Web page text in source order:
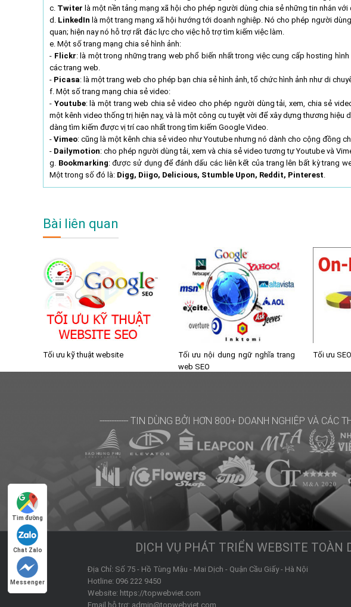
c. Twiter là một nền tảng mạng xã hội cho phép người dùng chia sẻ những tin nhắn
d. LinkedIn là một trang mạng xã hội hướng tới doanh nghiệp. Nó cho phép người
quan; hiện nay nó hỗ trợ rất đắc lực cho việc hỗ trợ tìm kiếm việc làm.
e. Một số trang mạng chia sẻ hình ảnh:
- Flickr: là một trong những trang web phổ biến nhất trong việc cung cấp hosting
các trang web.
- Picasa: là một trang web cho phép bạn chia sẻ hình ảnh, tổ chức hình ảnh như di
f. Một số trang mạng chia sẻ video:
- Youtube: là một trang web chia sẻ video cho phép người dùng tải, xem, chia sẻ
một kênh video thống trị hiện nay, và là một công cụ tuyệt vời để xây dựng thương
dàng tìm kiếm được vị trí cao nhất trong tìm kiếm Google Video.
- Vimeo: cũng là một kênh chia sẻ video như Youtube nhưng nó dành cho cộng đồng
- Dailymotion: cho phép người dùng tải, xem và chia sẻ video tương tự Youtube và
g. Bookmarking: được sử dụng để đánh dấu các liên kết của trang lên bất kỳ trang
Một trong số đó là: Digg, Diigo, Delicious, Stumble Upon, Reddit, Pinterest.
Bài liên quan
Tối ưu kỹ thuật website
Tối ưu nội dung ngữ nghĩa trang
web SEO
Tối ưu
------------ TIN DÙNG BỞI HƠN 800+ DOANH NGHIỆP VÀ CÁC
DỊCH VỤ PHÁT TRIỂN WEBSITE TOÀN
Địa Chỉ: Số 75 - Hồ Tùng Mậu - Mai Dịch - Quận Cầu Giấy- Hà Nội
Hotline: 096 222 9450
Website: https://topwebviet.com
Email hỗ trợ: admin@topwebviet.com
Tìm đường
Chat Zalo
Messenger